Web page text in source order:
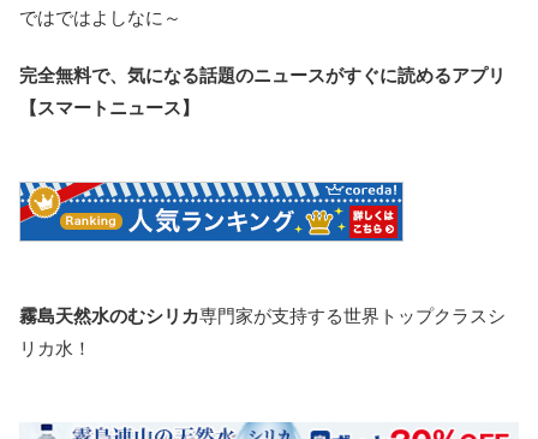
ではではよしなに～
完全無料で、気になる話題のニュースがすぐに読めるアプリ
【スマートニュース】
霧島天然水のむシリカ専門家が支持する世界トップクラスシ
リカ水！